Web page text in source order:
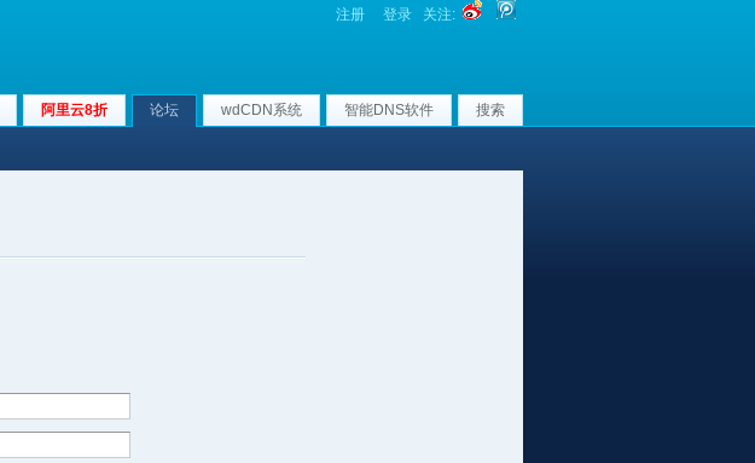
注册 登录 关注:
阿里云8折 论坛 wdCDN系统 智能DNS软件 搜索